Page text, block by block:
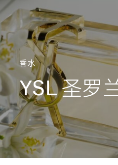
Aller directement au contenu
香水
YSL圣罗